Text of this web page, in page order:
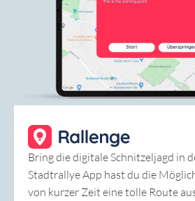
Bring die digitale Schnitzeljagd in
Stadtrallye App hast du die
von kurzer Zeit eine tolle Route